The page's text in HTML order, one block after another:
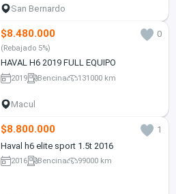
San Bernardo
$8.480.000 0
(Rebajado 5%)
HAVAL H6 2019 FULL EQUIPO
2019 Bencina 131000 km
Macul
$8.800.000
1
Haval h6 elite sport 1.5t 2016
2016 Bencina 99000 km